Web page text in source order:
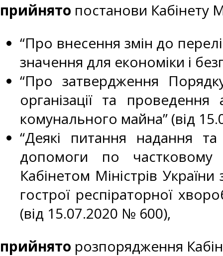
прийнято постанови Кабінету
“Про внесення змін до
значення для економіки і
“Про затвердження
організації та
комунального майна” (від
“Деякі питання надання
допомоги по частковому
Кабінетом Міністрів
гострої респіраторної
(від 15.07.2020 № 600),
прийнято розпорядження